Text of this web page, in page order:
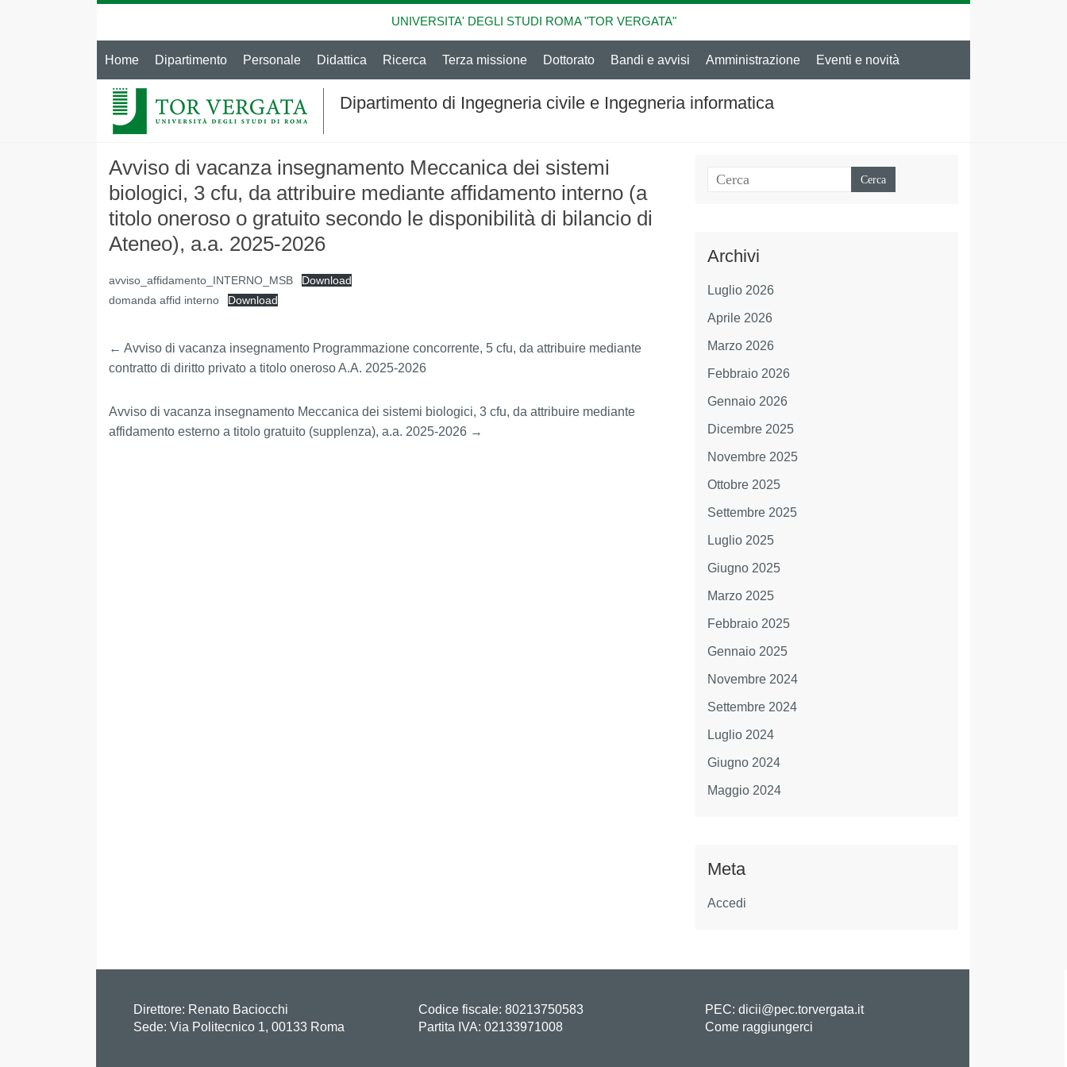
UNIVERSITA' DEGLI STUDI ROMA "TOR VERGATA"
Home Dipartimento Personale Didattica Ricerca Terza missione Dottorato Bandi e avvisi Amministrazione Eventi e novità
Dipartimento di Ingegneria civile e Ingegneria informatica
Avviso di vacanza insegnamento Meccanica dei sistemi
biologici, 3 cfu, da attribuire mediante affidamento interno (a
titolo oneroso o gratuito secondo le disponibilità di bilancio di
Ateneo), a.a. 2025-2026
avviso_affidamento_INTERNO_MSB
Download
domanda affid interno
Download
← Avviso di vacanza insegnamento Programmazione concorrente, 5 cfu, da attribuire mediante
contratto di diritto privato a titolo oneroso A.A. 2025-2026
Avviso di vacanza insegnamento Meccanica dei sistemi biologici, 3 cfu, da attribuire mediante
affidamento esterno a titolo gratuito (supplenza), a.a. 2025-2026 →
Archivi
Luglio 2026
Aprile 2026
Marzo 2026
Febbraio 2026
Gennaio 2026
Dicembre 2025
Novembre 2025
Ottobre 2025
Settembre 2025
Luglio 2025
Giugno 2025
Marzo 2025
Febbraio 2025
Gennaio 2025
Novembre 2024
Settembre 2024
Luglio 2024
Giugno 2024
Maggio 2024
Meta
Accedi
Direttore: Renato Baciocchi
Sede: Via Politecnico 1, 00133 Roma
Codice fiscale: 80213750583
Partita IVA: 02133971008
PEC: dicii@pec.torvergata.it
Come raggiungerci